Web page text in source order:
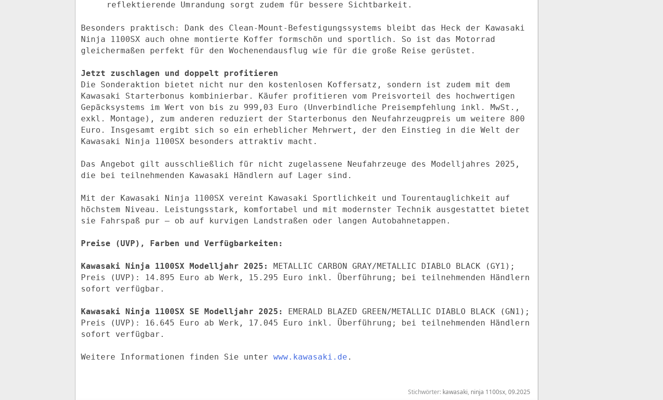
reflektierende Umrandung sorgt zudem für bessere Sichtbarkeit.
Besonders praktisch: Dank des Clean-Mount-Befestigungssystems bleibt das Heck der Kawasaki
Ninja 1100SX auch ohne montierte Koffer formschön und sportlich. So ist das Motorrad
gleichermaßen perfekt für den Wochenendausflug wie für die große Reise gerüstet.
Jetzt zuschlagen und doppelt profitieren
Die Sonderaktion bietet nicht nur den kostenlosen Koffersatz, sondern ist zudem mit dem
Kawasaki Starterbonus kombinierbar. Käufer profitieren vom Preisvorteil des hochwertigen
Gepäcksystems im Wert von bis zu 999,03 Euro (Unverbindliche Preisempfehlung inkl. MwSt.,
exkl. Montage), zum anderen reduziert der Starterbonus den Neufahrzeugpreis um weitere 800
Euro. Insgesamt ergibt sich so ein erheblicher Mehrwert, der den Einstieg in die Welt der
Kawasaki Ninja 1100SX besonders attraktiv macht.
Das Angebot gilt ausschließlich für nicht zugelassene Neufahrzeuge des Modelljahres 2025,
die bei teilnehmenden Kawasaki Händlern auf Lager sind.
Mit der Kawasaki Ninja 1100SX vereint Kawasaki Sportlichkeit und Tourentauglichkeit auf
höchstem Niveau. Leistungsstark, komfortabel und mit modernster Technik ausgestattet bietet
sie Fahrspaß pur – ob auf kurvigen Landstraßen oder langen Autobahnetappen.
Preise (UVP), Farben und Verfügbarkeiten:
Kawasaki Ninja 1100SX Modelljahr 2025:
METALLIC CARBON GRAY/METALLIC DIABLO BLACK (GY1);
Preis (UVP): 14.895 Euro ab Werk, 15.295 Euro inkl. Überführung; bei teilnehmenden Händlern
sofort verfügbar.
Kawasaki Ninja 1100SX SE Modelljahr 2025:
EMERALD BLAZED GREEN/METALLIC DIABLO BLACK (GN1);
Preis (UVP): 16.645 Euro ab Werk, 17.045 Euro inkl. Überführung; bei teilnehmenden Händlern
sofort verfügbar.
Weitere Informationen finden Sie unter www.kawasaki.de .
Stichwörter: kawasaki, ninja 1100sx, 09.2025